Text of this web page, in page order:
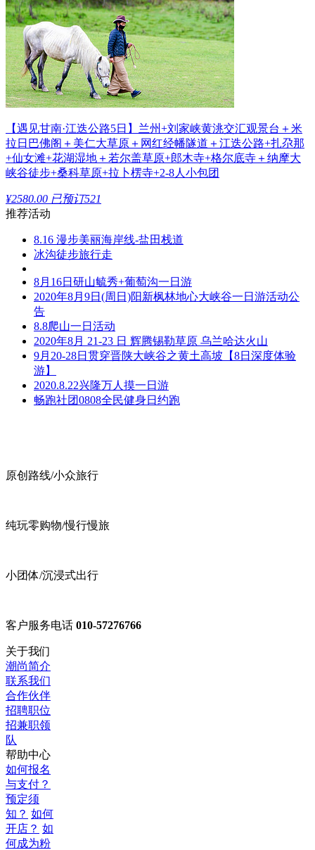
【遇见甘南·江迭公路5日】兰州+刘家峡黄洮交汇观景台＋米
拉日巴佛阁＋美仁大草原＋网红经幡隧道＋江迭公路+扎尕那
+仙女滩+花湖湿地＋若尔盖草原+郎木寺+格尔底寺＋纳摩大
峡谷徒步+桑科草原+拉卜楞寺+2-8人小包团
¥2580.00 已预订521
推荐活动
8.16 漫步美丽海岸线-盐田栈道
冰沟徒步旅行走
8月16日研山毓秀+葡萄沟一日游
2020年8月9日(周日)阳新枫林地心大峡谷一日游活动公
告
8.8爬山一日活动
2020年8月 21-23 日 辉腾锡勒草原 乌兰哈达火山
9月20-28日贯穿晋陕大峡谷之黄土高坡【8日深度体验
游】
2020.8.22兴隆万人摸一日游
畅跑社团0808全民健身日约跑
原创路线/小众旅行
纯玩零购物/慢行慢旅
小团体/沉浸式出行
客户服务电话 010-57276766
关于我们
潮尚简介
联系我们
合作伙伴
招聘职位
招兼职领
队
帮助中心
如何报名
与支付？
预定须
知？ 如何
开店？ 如
何成为粉